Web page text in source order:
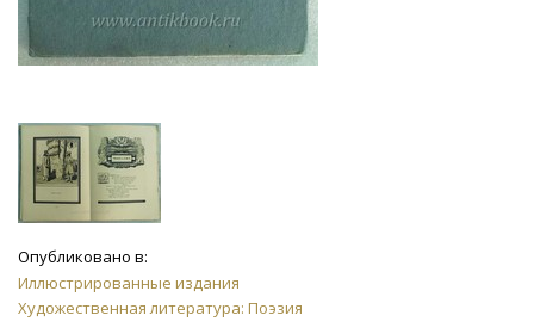
Опубликовано в:
Иллюстрированные издания
Художественная литература: Поэзия